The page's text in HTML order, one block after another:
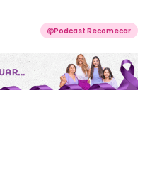
Podcast Recomecar